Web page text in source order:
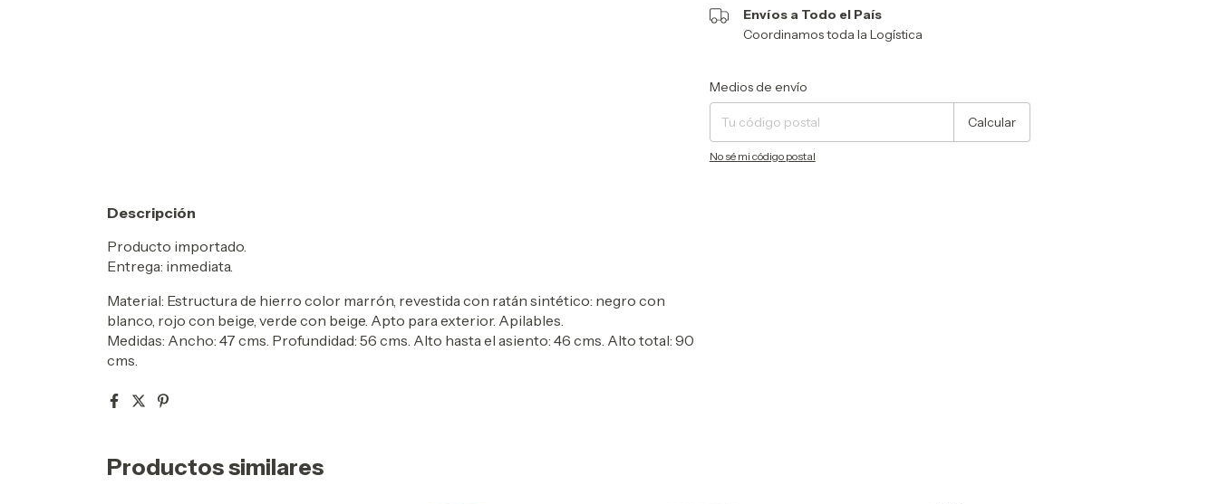
Envíos a Todo el País
Coordinamos toda la Logística
Entregas para el CP:
Medios de envío
Calcular
No sé mi código postal
Descripción
Producto importado.
Entrega: inmediata.
Material: Estructura de hierro color marrón, revestida con ratán sintético: negro con
blanco, rojo con beige, verde con beige. Apto para exterior. Apilables.
Medidas: Ancho: 47 cms. Profundidad: 56 cms. Alto hasta el asiento: 46 cms. Alto total: 90
cms.
Productos similares